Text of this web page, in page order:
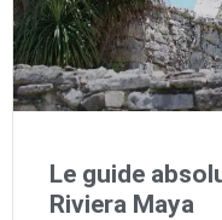
Le guide
Riviera Maya